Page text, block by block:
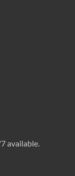
available.